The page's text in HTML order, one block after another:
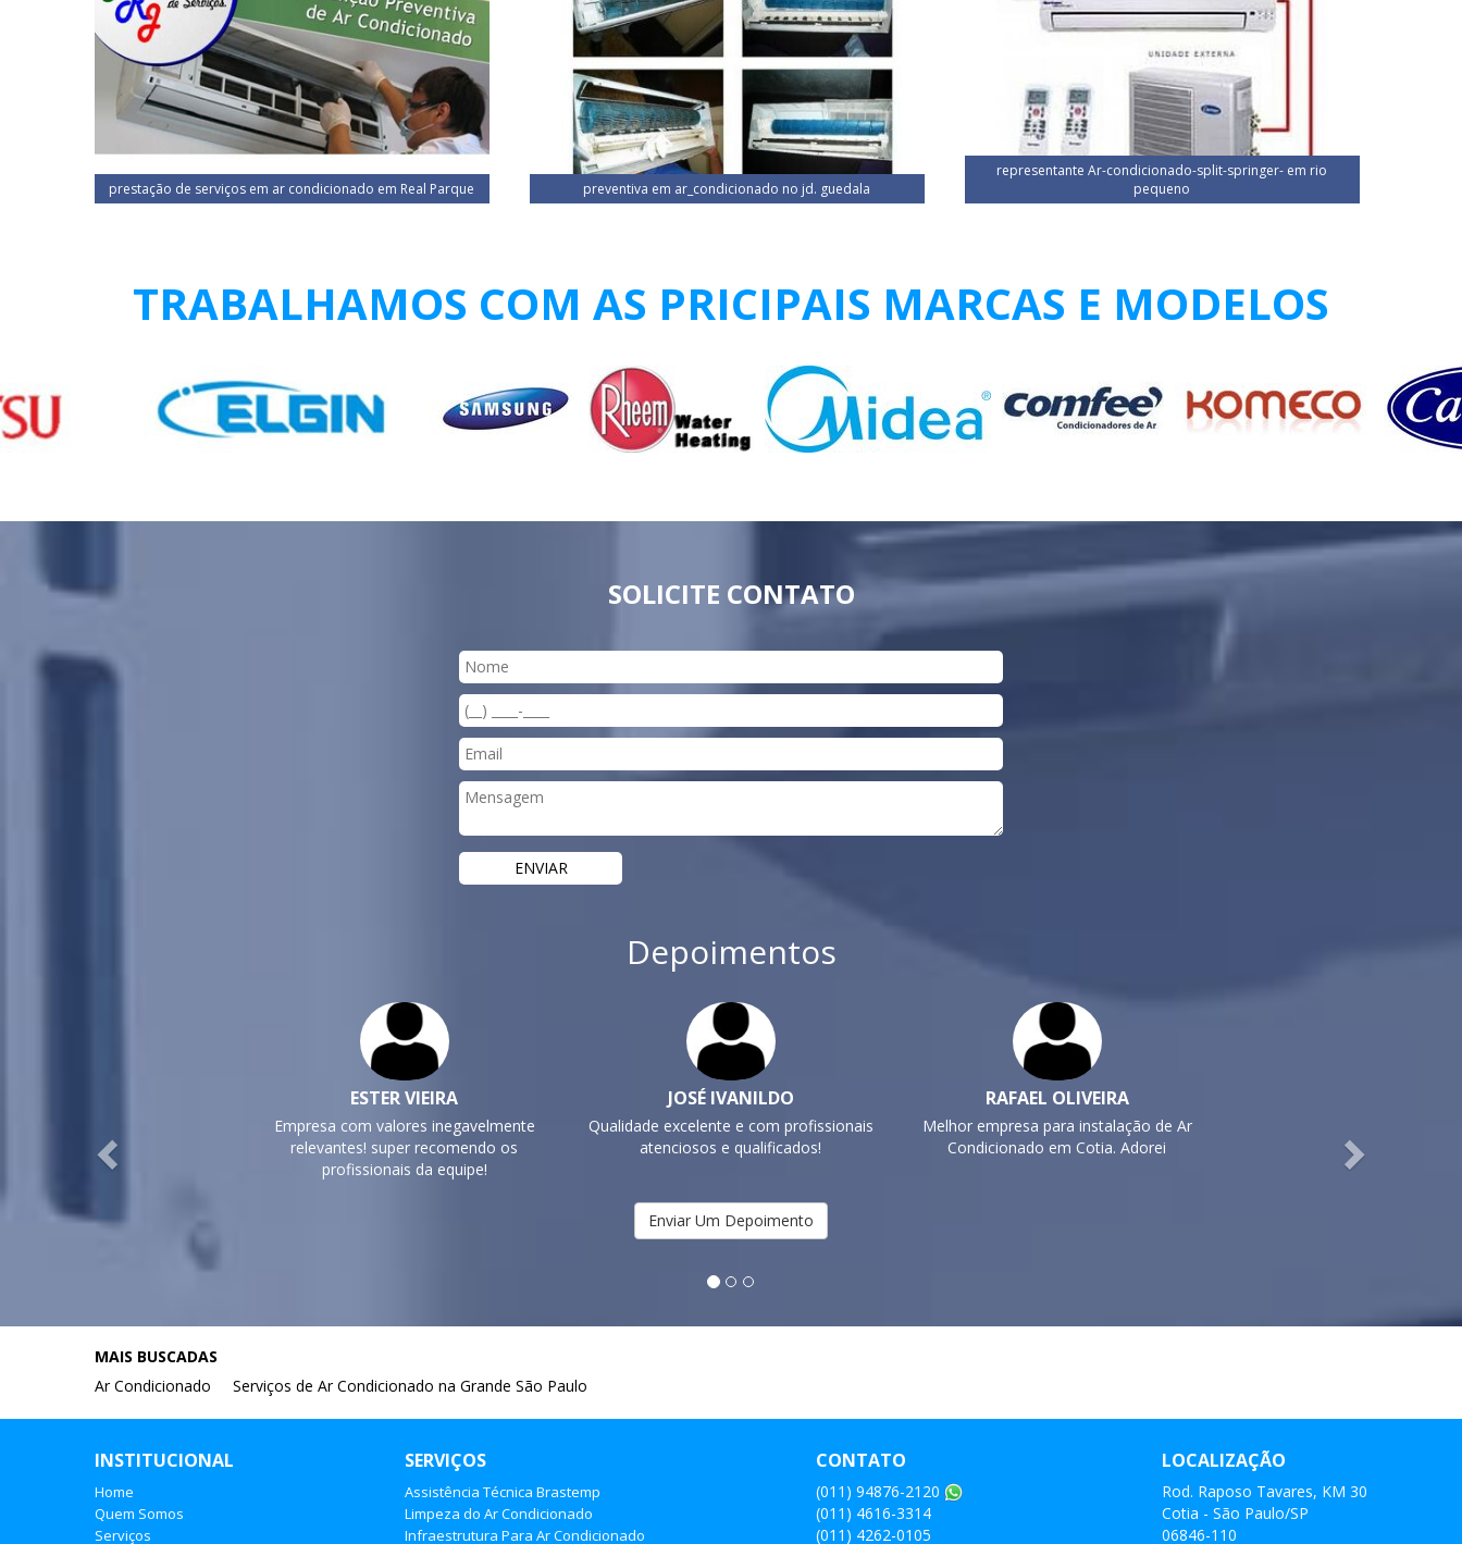
prestação de serviços em ar condicionado em Real Parque preventiva em ar_condicionado no jd. guedala
representante Ar-condicionado-split-springer- em rio
pequeno
TRABALHAMOS COM AS PRICIPAIS MARCAS E MODELOS
SOLICITE CONTATO
Depoimentos
JOSÉ IVANILDO
Melhor empresa para instalação de Ar
Condicionado em Cotia. Adorei
Ar Condicionado
Serviços de Ar Condicionado na Grande São Paulo